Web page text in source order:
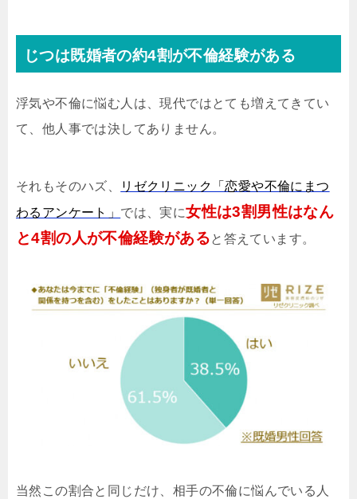
じつは既婚者の約4割が不倫経験がある
浮気や不倫に悩む人は、現代ではとても増えてきてい
て、他人事では決してありません。
それもそのハズ、
リゼクリニック「恋愛や不倫にまつ
わるアンケート」 では、実に女性は3割男性はなん
と4割の人が不倫経験があると答えています。
当然この割合と同じだけ、相手の不倫に悩んでいる人